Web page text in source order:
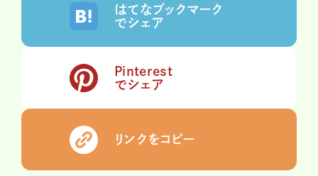
はてなブックマーク
でシェア
Pinterest
でシェア
リンクをコピー